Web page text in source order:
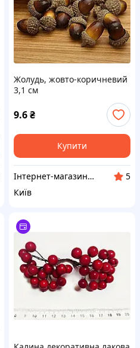
Жолудь, жовто-коричневий
3,1 см
9.6₴
Купити
Інтернет-магазин "Мельница-рукодельница"
5
Київ